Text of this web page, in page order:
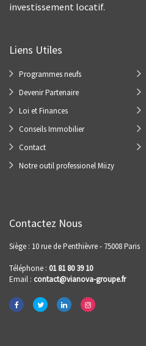
investissement locatif.
Liens Utiles
Programmes neufs
Devenir Partenaire
Loi et Finances
Conseils Immobilier
Contact
Notre outil professionel Miizy
Contactez Nous
Siège : 10 rue de Penthièvre - 75008 Paris
Téléphone : 01 81 80 39 10
Email : contact@vianova-groupe.fr